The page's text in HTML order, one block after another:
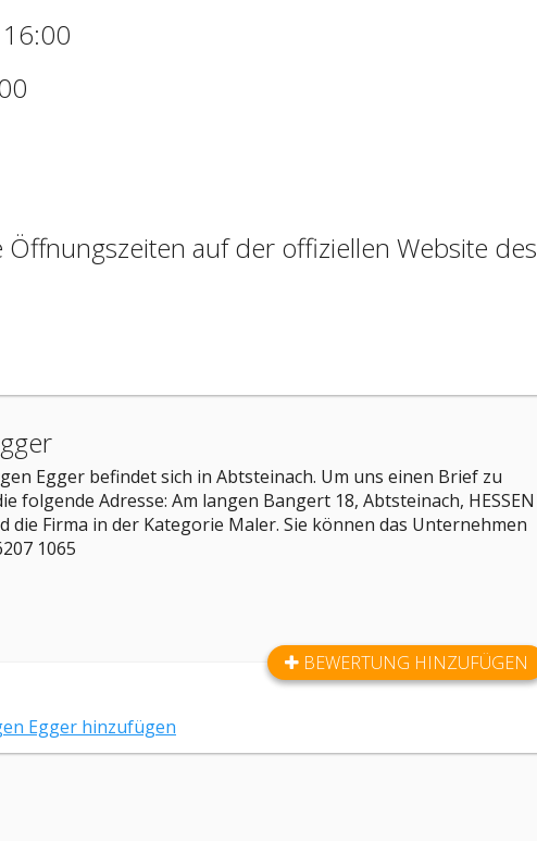
auf der offiziellen Website des
Egger befindet sich in Abtsteinach. Um uns einen Brief zu
folgende Adresse: Am langen Bangert 18, Abtsteinach, HESSEN
die Firma in der Kategorie Maler. Sie können das Unternehmen
1065
BEWERTUNG HINZUFÜGEN
Egger hinzufügen